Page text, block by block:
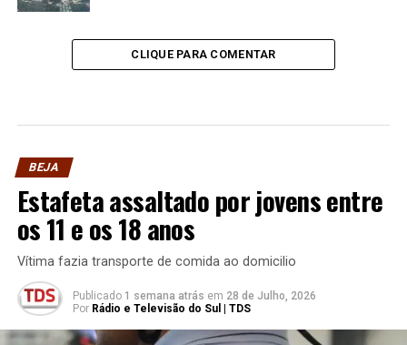
CLIQUE PARA COMENTAR
BEJA
Estafeta assaltado por jovens entre
os 11 e os 18 anos
Vítima fazia transporte de comida ao domicilio
Publicado 1 semana atrás em 28 de Julho, 2026
Por Rádio e Televisão do Sul | TDS